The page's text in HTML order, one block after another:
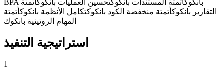
BPA بانكوكأتمتة المستندات بانكوكتحسين العمليات بانكوكأتمتة
التقارير بانكوكأتمتة منخفضة الكود بانكوكتكامل الأنظمة بانكوكأتمتة
المهام الروتينية بانكوك
استراتيجية التنفيذ
1